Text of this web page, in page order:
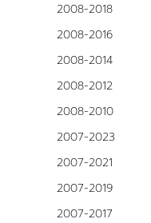
2008-2018
2008-2016
2008-2014
2008-2012
2008-2010
2007-2023
2007-2021
2007-2019
2007-2017